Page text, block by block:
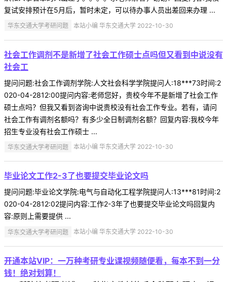
复试安排预计在5月后，暂时未定，可以待办事人员出差回来办理 ...
华东交通大学考研问题 本站小编 华东交通大学 2022-10-30
社会工作调剂不是新增了社会工作硕士点吗但又看到中说没有
社会工
提问问题:社会工作调剂学院:人文社会科学学院提问人:18***73时间:2
020-04-2812:00提问内容:老师您好，贵校今年不是新增了社会工作
硕士点吗？但我又看到咨询中说贵校没有社会工作专业。若有，请问
社会工作有调剂名额吗？有多少全日制调剂名额？回复内容:我校今年
招生专业没有社会工作硕士 ...
华东交通大学考研问题 本站小编 华东交通大学 2022-10-30
毕业论文工作2-3了也要提交毕业论文吗
提问问题:毕业论文学院:电气与自动化工程学院提问人:13***81时间:2
020-04-2812:02提问内容:工作2-3年了也要提交毕业论文吗回复内
容:原则上需要提供 ...
华东交通大学考研问题 本站小编 华东交通大学 2022-10-30
开通本站VIP：一万种考研专业课视频随便看，每本不到一分
钱！绝对划算！